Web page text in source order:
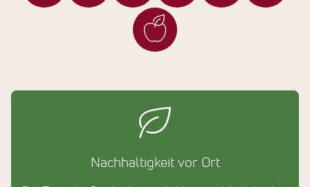
Nachhaltigkeit vor Ort